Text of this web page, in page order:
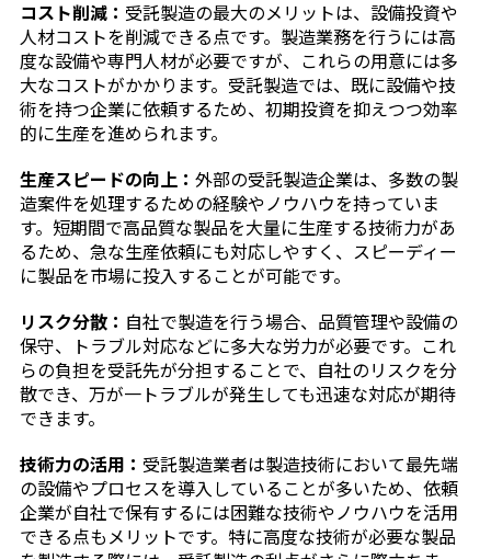
コスト削減： 受託製造の最大のメリットは、設備投資や
人材コストを削減できる点です。製造業務を行うには高
度な設備や専門人材が必要ですが、これらの用意には多
大なコストがかかります。受託製造では、既に設備や技
術を持つ企業に依頼するため、初期投資を抑えつつ効率
的に生産を進められます。
生産スピードの向上： 外部の受託製造企業は、多数の製
造案件を処理するための経験やノウハウを持っていま
す。短期間で高品質な製品を大量に生産する技術力があ
るため、急な生産依頼にも対応しやすく、スピーディー
に製品を市場に投入することが可能です。
リスク分散： 自社で製造を行う場合、品質管理や設備の
保守、トラブル対応などに多大な労力が必要です。これ
らの負担を受託先が分担することで、自社のリスクを分
散でき、万が一トラブルが発生しても迅速な対応が期待
できます。
技術力の活用： 受託製造業者は製造技術において最先端
の設備やプロセスを導入していることが多いため、依頼
企業が自社で保有するには困難な技術やノウハウを活用
できる点もメリットです。特に高度な技術が必要な製品